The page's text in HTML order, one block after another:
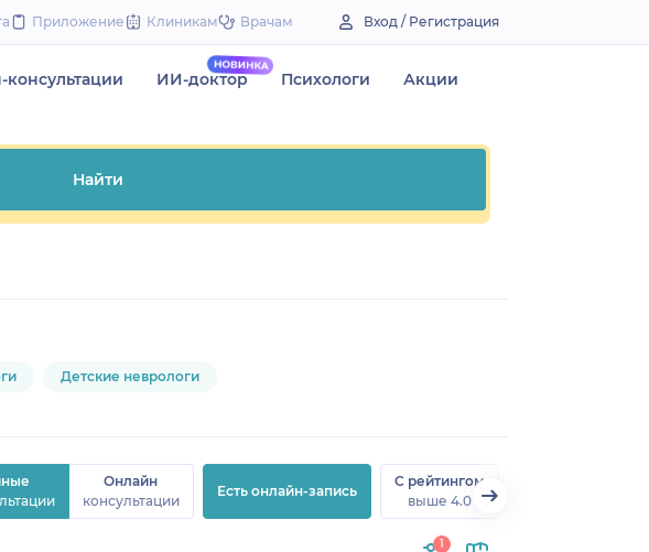
Приложение Клиникам Врачам Вход / Регистрация
ИИ-доктор Психологи Акции
Найти
Детские неврологи
Онлайн
консультации
Есть онлайн-запись
С рейтингом
выше 4.0
1